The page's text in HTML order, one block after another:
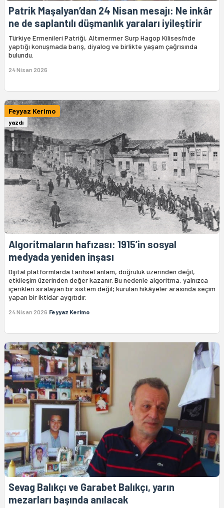
Patrik Maşalyan’dan 24 Nisan mesajı: Ne inkâr
ne de saplantılı düşmanlık yaraları iyileştirir
Türkiye Ermenileri Patriği, Altımermer Surp Hagop Kilisesi’nde
yaptığı konuşmada barış, diyalog ve birlikte yaşam çağrısında
bulundu.
24 Nisan 2026
Feyyaz Kerimo
yazdı
Algoritmaların hafızası: 1915’in sosyal
medyada yeniden inşası
Dijital platformlarda tarihsel anlam, doğruluk üzerinden değil,
etkileşim üzerinden değer kazanır. Bu nedenle algoritma, yalnızca
içerikleri sıralayan bir sistem değil; kurulan hikâyeler arasında seçim
yapan bir iktidar aygıtıdır.
24 Nisan 2026 Feyyaz Kerimo
Sevag Balıkçı ve Garabet Balıkçı, yarın
mezarları başında anılacak